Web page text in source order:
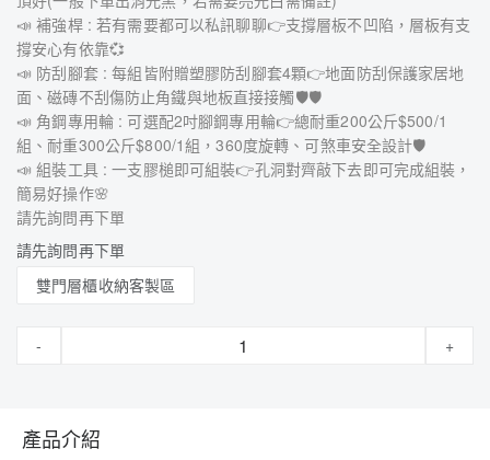
📣 補強桿 : 若有需要都可以私訊聊聊👉支撐層板不凹陷，層板有支
撐安心有依靠💞
📣 防刮腳套 : 每組皆附贈塑膠防刮腳套4顆👉地面防刮保護家居地
面、磁磚不刮傷防止角鐵與地板直接接觸🛡🛡
📣 角鋼專用輪 : 可選配2吋腳鋼專用輪👉總耐重200公斤$500/1
組、耐重300公斤$800/1組，360度旋轉、可煞車安全設計🛡
📣 組裝工具 : 一支膠槌即可組裝👉孔洞對齊敲下去即可完成組裝，
簡易好操作🌸
請先詢問再下單
請先詢問再下單
雙門層櫃收納客製區
- +
產品介紹